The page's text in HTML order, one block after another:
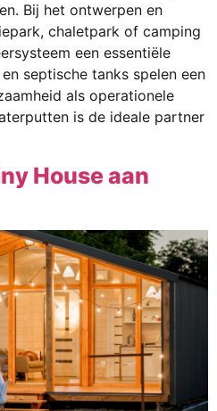
Bij het ontwerpen en
chaletpark of camping
een essentiële
septische tanks spelen een
als operationele
is de ideale partner
House aan